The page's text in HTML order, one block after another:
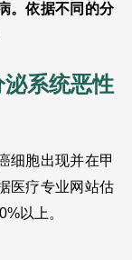
。依据不同的分
系统恶性
细胞出现并在甲
医疗专业网站估
以上。